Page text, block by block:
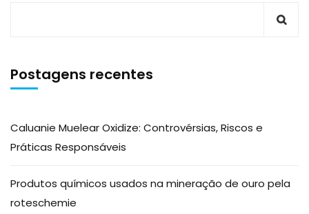
Postagens recentes
Caluanie Muelear Oxidize: Controvérsias, Riscos e
Práticas Responsáveis
Produtos químicos usados na mineração de ouro pela
roteschemie